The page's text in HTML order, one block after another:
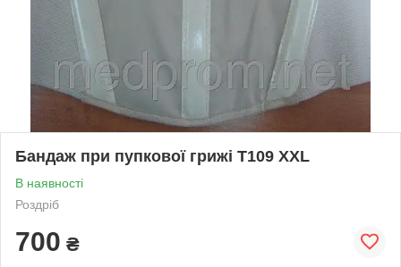
Бандаж при пупкової грижі Т109 XXL
В наявності
Роздріб
700 ₴